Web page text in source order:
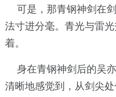
可是，那青钢神剑在
法寸进分毫。青光与雷
着。
身在青钢神剑后的吴亦
清晰地感觉到，从剑尖